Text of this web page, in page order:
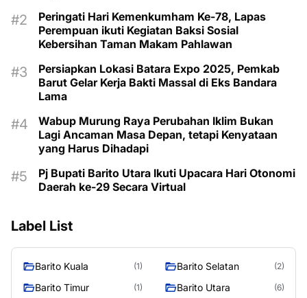
Peringati Hari Kemenkumham Ke-78, Lapas
Perempuan ikuti Kegiatan Baksi Sosial
Kebersihan Taman Makam Pahlawan
Persiapkan Lokasi Batara Expo 2025, Pemkab
Barut Gelar Kerja Bakti Massal di Eks Bandara
Lama
Wabup Murung Raya Perubahan Iklim Bukan
Lagi Ancaman Masa Depan, tetapi Kenyataan
yang Harus Dihadapi
Pj Bupati Barito Utara Ikuti Upacara Hari Otonomi
Daerah ke-29 Secara Virtual
Label List
Barito Kuala (1) Barito Selatan (2)
Barito Timur (1) Barito Utara (6)